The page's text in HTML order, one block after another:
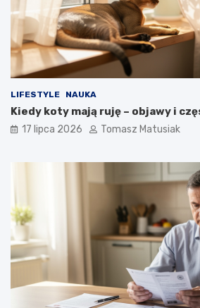
LIFESTYLE NAUKA
Kiedy koty mają ruję – objawy i
17 lipca 2026 Tomasz Matusiak